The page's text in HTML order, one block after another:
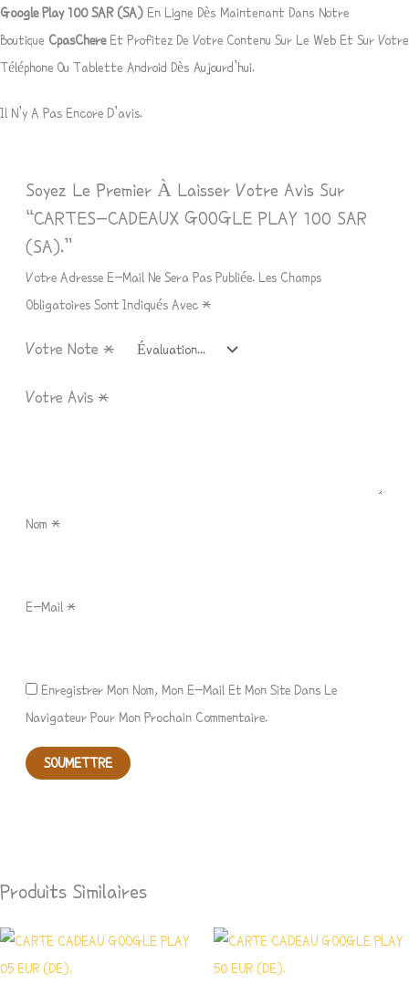
Google Play 100SAR(SA) En Ligne Dès Maintenant Dans Notre
Boutique CpasChereEt Profitez De Votre Contenu Sur Le Web Et Sur Votre
Téléphone Ou Tablette Android Dès Aujourd’hui.
Il N’y A Pas Encore D’avis.
Soyez Le Premier À Laisser Votre Avis Sur
“CARTES-CADEAUX GOOGLE PLAY 100 SAR
(SA).”
Votre Adresse E-Mail Ne Sera Pas Publiée. Les Champs
Obligatoires Sont Indiqués Avec*
Votre Note*
Votre Avis*
Nom*
E-Mail*
Enregistrer Mon Nom, Mon E-Mail Et Mon Site Dans Le
Navigateur Pour Mon Prochain Commentaire.
Produits Similaires